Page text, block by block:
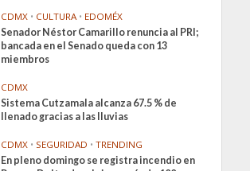
CDMX • CULTURA • EDOMÉX
Senador Néstor Camarillo renuncia al PRI;
bancada en el Senado queda con 13
miembros
CDMX
Sistema Cutzamala alcanza 67.5 % de
llenado gracias a las lluvias
CDMX • SEGURIDAD • TRENDING
En pleno domingo se registra incendio en